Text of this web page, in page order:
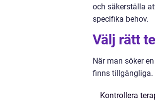
och säkerställa
specifika behov.
Välj rätt
När man söker
finns tillgängliga.
Kontrollera